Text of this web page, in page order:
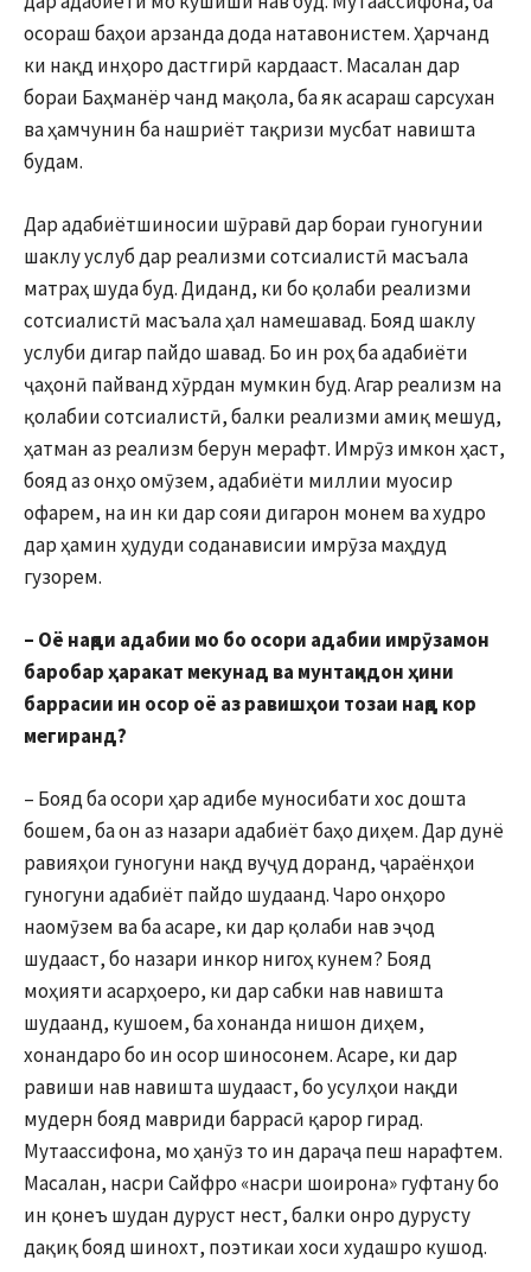
осораш баҳои арзанда дода натавонистем. Ҳарчанд
ки нақд инҳоро дастгирӣ кардааст. Масалан дар
бораи Баҳманёр чанд мақола, ба як асараш сарсухан
ва ҳамчунин ба нашриёт тақризи мусбат навишта
будам.
Дар адабиётшиносии шӯравӣ дар бораи гуногунии
шаклу услуб дар реализми сотсиалистӣ масъала
матраҳ шуда буд. Диданд, ки бо қолаби реализми
сотсиалистӣ масъала ҳал намешавад. Бояд шаклу
услуби дигар пайдо шавад. Бо ин роҳ ба адабиёти
ҷаҳонӣ пайванд хӯрдан мумкин буд. Агар реализм на
қолабии сотсиалистӣ, балки реализми амиқ мешуд,
ҳатман аз реализм берун мерафт. Имрӯз имкон ҳаст,
бояд аз онҳо омӯзем, адабиёти миллии муосир
офарем, на ин ки дар сояи дигарон монем ва худро
дар ҳамин ҳудуди соданависии имрӯза маҳдуд
гузорем.
– Оё нақди адабии мо бо осори адабии имрӯзамон
баробар ҳаракат мекунад ва мунтақидон ҳини
баррасии ин осор оё аз равишҳои тозаи нақд кор
мегиранд?
– Бояд ба осори ҳар адибе муносибати хос дошта
бошем, ба он аз назари адабиёт баҳо диҳем. Дар дунё
равияҳои гуногуни нақд вуҷуд доранд, ҷараёнҳои
гуногуни адабиёт пайдо шудаанд. Чаро онҳоро
наомӯзем ва ба асаре, ки дар қолаби нав эҷод
шудааст, бо назари инкор нигоҳ кунем? Бояд
моҳияти асарҳоеро, ки дар сабки нав навишта
шудаанд, кушоем, ба хонанда нишон диҳем,
хонандаро бо ин осор шиносонем. Асаре, ки дар
равиши нав навишта шудааст, бо усулҳои нақди
мудерн бояд мавриди баррасӣ қарор гирад.
Мутаассифона, мо ҳанӯз то ин дараҷа пеш нарафтем.
Масалан, насри Сайфро «насри шоирона» гуфтану бо
ин қонеъ шудан дуруст нест, балки онро дурусту
дақиқ бояд шинохт, поэтикаи хоси худашро кушод.